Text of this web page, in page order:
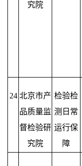
究院
24 北京市产
品质量监
督检验研
究院
检验检
测日常
运行保
障